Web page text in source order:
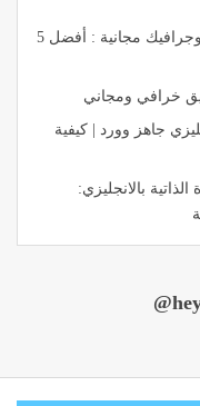
قوالب سيرة ذاتية انفوجرافيك مجانية : أفضل 5
جاهز وورد | كيفية
بالانجليزي: